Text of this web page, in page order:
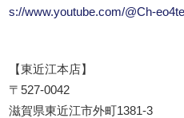
s://www.youtube.com/@Ch-eo4te
【東近江本店】
〒527-0042
滋賀県東近江市外町1381-3